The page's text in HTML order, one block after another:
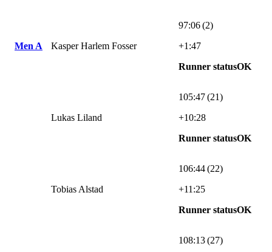
Men A Kasper Harlem Fosser
97:06 (2)
+1:47
Runner statusOK
Lukas Liland
105:47 (21)
+10:28
Runner statusOK
Tobias Alstad
106:44 (22)
+11:25
Runner statusOK
108:13 (27)